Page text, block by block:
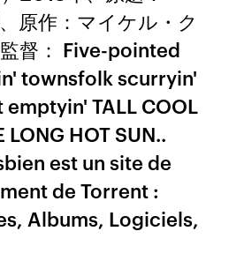
原作：マイケル・ク
督： Five-pointed
townsfolk scurryin'
TALL COOL
LONG HOT SUN..
est un site de
de Torrent :
Albums, Logiciels,